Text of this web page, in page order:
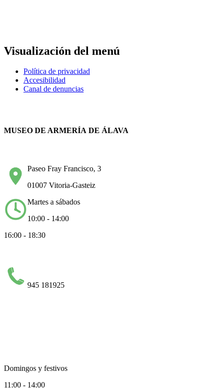
Visualización del menú
Política de privacidad
Accesibilidad
Canal de denuncias
MUSEO DE ARMERÍA DE ÁLAVA
Paseo Fray Francisco, 3
01007 Vitoria-Gasteiz
Martes a sábados
10:00 - 14:00
16:00 - 18:30
945 181925
Domingos y festivos
11:00 - 14:00